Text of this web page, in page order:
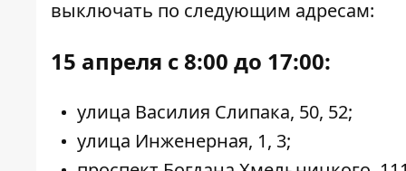
выключать по следующим адресам:
15 апреля с 8:00 до 17:00:
улица Василия Слипака, 50, 52;
улица Инженерная, 1, 3;